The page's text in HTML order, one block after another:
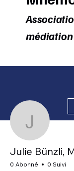
Julie
Julie Bünzli,
0 Abonné 0 Suivi